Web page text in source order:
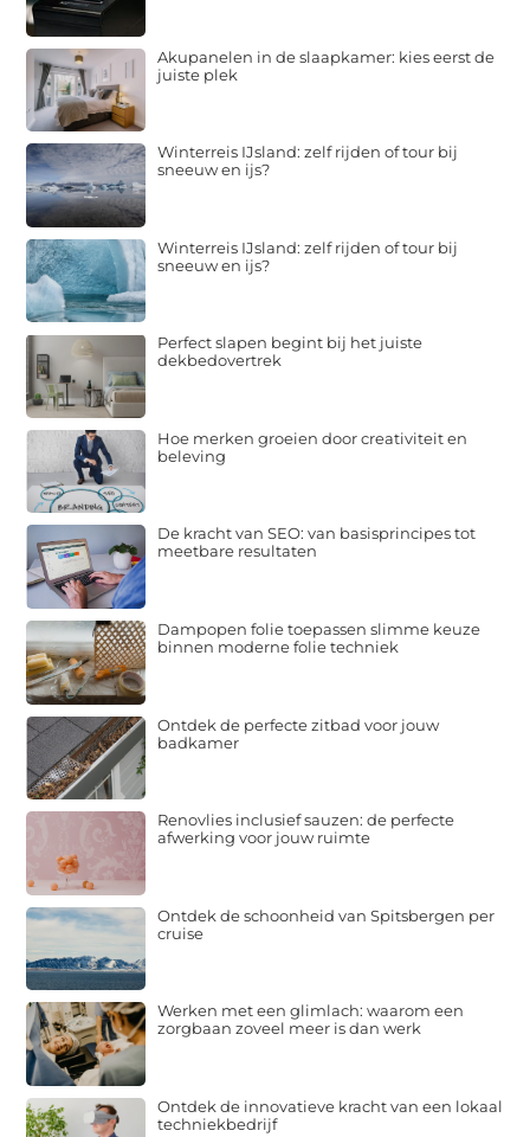
Akupanelen in de slaapkamer: kies eerst de
juiste plek
Winterreis IJsland: zelf rijden of tour bij
sneeuw en ijs?
Winterreis IJsland: zelf rijden of tour bij
sneeuw en ijs?
Perfect slapen begint bij het juiste
dekbedovertrek
Hoe merken groeien door creativiteit en
beleving
De kracht van SEO: van basisprincipes tot
meetbare resultaten
Dampopen folie toepassen slimme keuze
binnen moderne folie techniek
Ontdek de perfecte zitbad voor jouw
badkamer
Renovlies inclusief sauzen: de perfecte
afwerking voor jouw ruimte
Ontdek de schoonheid van Spitsbergen per
cruise
Werken met een glimlach: waarom een
zorgbaan zoveel meer is dan werk
Ontdek de innovatieve kracht van een lokaal
techniekbedrijf